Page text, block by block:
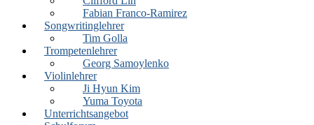
Fabian Franco-Ramirez
Songwritinglehrer
Tim Golla
Trompetenlehrer
Georg Samoylenko
Violinlehrer
Ji Hyun Kim
Yuma Toyota
Unterrichtsangebot